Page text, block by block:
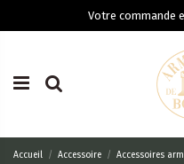
Votre commande
Accueil Accessoire Accessoires